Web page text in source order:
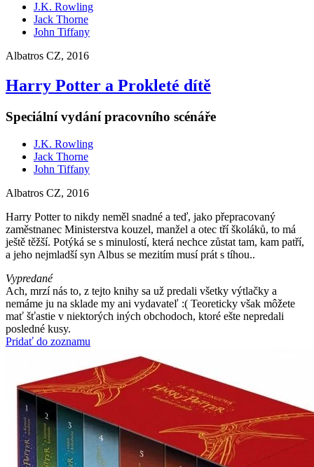
J.K. Rowling
Jack Thorne
John Tiffany
Albatros CZ, 2016
Harry Potter a Prokleté dítě
Speciální vydání pracovního scénáře
J.K. Rowling
Jack Thorne
John Tiffany
Albatros CZ, 2016
Harry Potter to nikdy neměl snadné a teď, jako přepracovaný
zaměstnanec Ministerstva kouzel, manžel a otec tří školáků, to má
ještě těžší. Potýká se s minulostí, která nechce zůstat tam, kam patří,
a jeho nejmladší syn Albus se mezitím musí prát s tíhou..
Vypredané
Ach, mrzí nás to, z tejto knihy sa už predali všetky výtlačky a
nemáme ju na sklade my ani vydavateľ :( Teoreticky však môžete
mať šťastie v niektorých iných obchodoch, ktoré ešte nepredali
posledné kusy.
Pridať do zoznamu